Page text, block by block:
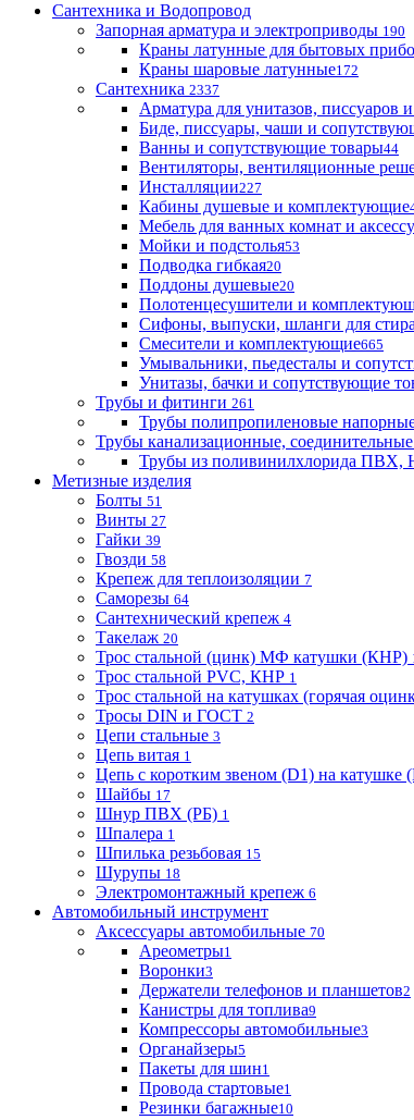
Сантехника и Водопровод
Запорная арматура и электроприводы 190
Краны латунные для бытовых
Краны шаровые латунные172
Сантехника 2337
Арматура для унитазов, писсуаров
Биде, писсуары, чаши и
Ванны и сопутствующие товары44
Вентиляторы, вентиляционные
Инсталляции227
Кабины душевые и комплектующие
Мебель для ванных комнат и
Мойки и подстолья53
Подводка гибкая20
Поддоны душевые20
Полотенцесушители и
Сифоны, выпуски, шланги для
Смесители и комплектующие665
Умывальники, пьедесталы и
Унитазы, бачки и сопутствующие
Трубы и фитинги 261
Трубы полипропиленовые
Трубы канализационные,
Трубы из поливинилхлорида ПВХ,
Метизные изделия
Болты 51
Винты 27
Гайки 39
Гвозди 58
Крепеж для теплоизоляции 7
Саморезы 64
Сантехнический крепеж 4
Такелаж 20
Трос стальной (цинк) МФ катушки (КНР)
Трос стальной PVC, КНР 1
Трос стальной на катушках (горячая
Тросы DIN и ГОСТ 2
Цепи стальные 3
Цепь витая 1
Цепь с коротким звеном (D1) на катушке
Шайбы 17
Шнур ПВХ (РБ) 1
Шпалера 1
Шпилька резьбовая 15
Шурупы 18
Электромонтажный крепеж 6
Автомобильный инструмент
Аксессуары автомобильные 70
Ареометры1
Воронки3
Держатели телефонов и планшетов2
Канистры для топлива9
Компрессоры автомобильные3
Органайзеры5
Пакеты для шин1
Провода стартовые1
Резинки багажные10